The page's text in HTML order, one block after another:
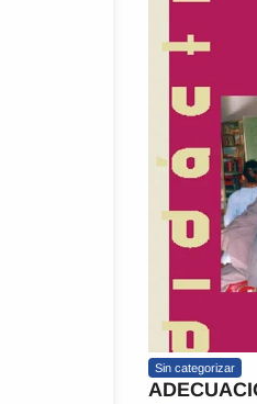
Sin categorizar